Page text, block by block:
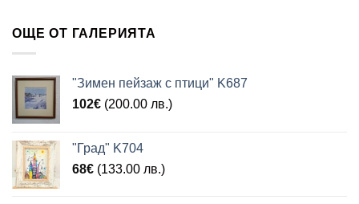
ОЩЕ ОТ ГАЛЕРИЯТА
"Зимен пейзаж с птици" K687
102€ (200.00 лв.)
"Град" K704
68€ (133.00 лв.)